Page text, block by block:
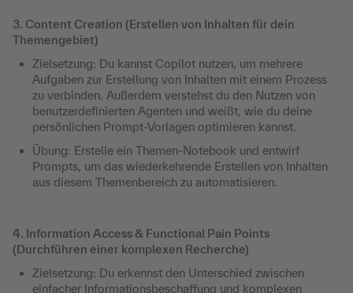
3. Content Creation (Erstellen von Inhalten für dein
Themengebiet)
Zielsetzung: Du kannst Copilot nutzen, um mehrere
Aufgaben zur Erstellung von Inhalten mit einem Prozess
zu verbinden. Außerdem verstehst du den Nutzen von
benutzerdefinierten Agenten und weißt, wie du deine
persönlichen Prompt-Vorlagen optimieren kannst.
Übung: Erstelle ein Themen-Notebook und entwirf
Prompts, um das wiederkehrende Erstellen von Inhalten
aus diesem Themenbereich zu automatisieren.
4. Information Access & Functional Pain Points
(Durchführen einer komplexen Recherche)
Zielsetzung: Du erkennst den Unterschied zwischen
einfacher Informationsbeschaffung und komplexen